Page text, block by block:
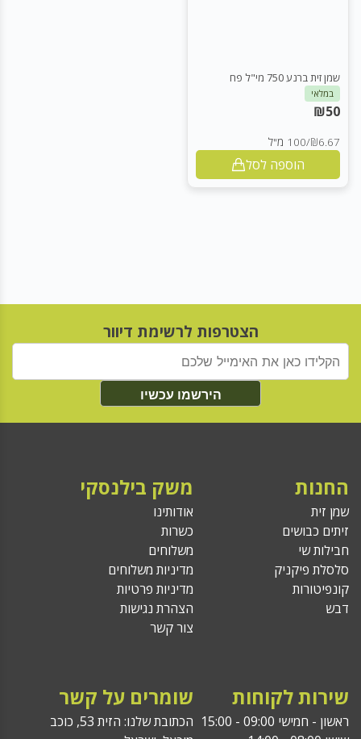
שמן זית ברנע 750 מי"ל פח
במלאי
₪50
₪6.67
/100 מ"ל
הוספה לסל
הצטרפות לרשימת דיוור
הירשמו עכשיו
החנות
שמן זית
זיתים כבושים
חבילות שי
סלסלת פיקניק
קונפיטורות
דבש
משק בילנסקי
אודותינו
כשרות
משלוחים
מדיניות משלוחים
מדיניות פרטיות
הצהרת נגישות
צור קשר
שירות לקוחות
ראשון - חמישי 09:00 - 15:00
שומרים על קשר
הכתובת שלנו: הזית 53, כוכב